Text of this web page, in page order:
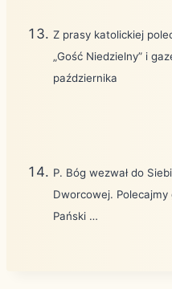
Z prasy katolickiej
„Gość Niedzielny” i
października
P. Bóg wezwał do
Dworcowej. Polecajmy
Pański …